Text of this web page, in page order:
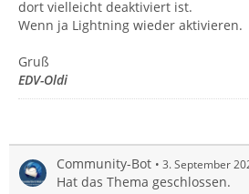
dort vielleicht deaktiviert ist.
Wenn ja Lightning wieder aktivieren.
Gruß
EDV-Oldi
Community-Bot 3. September
Hat das Thema geschlossen.